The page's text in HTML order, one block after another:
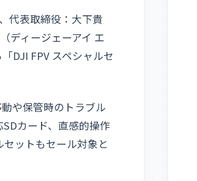
代表取締役：大下貴
ディージェーアイ エ
DJI FPV スペシャルセ
や保管時のトラブル
カード、直感的操作
ットもセール対象と